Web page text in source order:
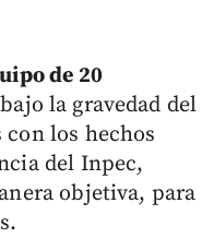
de 20
la gravedad del
los hechos
del Inpec,
objetiva, para